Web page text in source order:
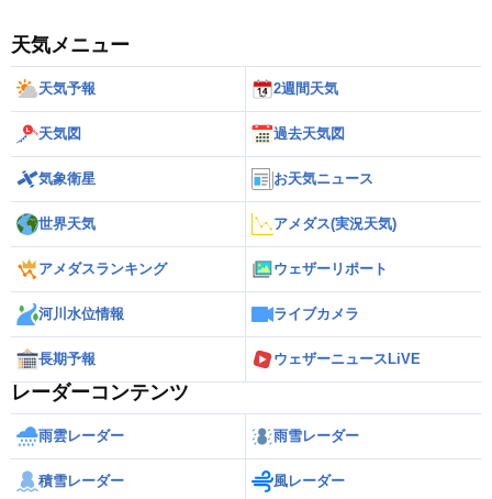
天気メニュー
天気予報 2週間天気
天気図 過去天気図
気象衛星 お天気ニュース
世界天気 アメダス(実況天気)
アメダスランキング ウェザーリポート
河川水位情報 ライブカメラ
長期予報 ウェザーニュースLiVE
レーダーコンテンツ
雨雲レーダー 雨雪レーダー
積雪レーダー 風レーダー